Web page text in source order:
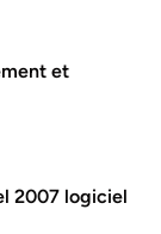
et
2007 logiciel